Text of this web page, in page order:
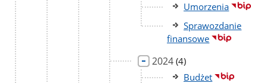
Umorzenia
Sprawozdanie
finansowe
2024 liczba
podstron
(4)
Budżet